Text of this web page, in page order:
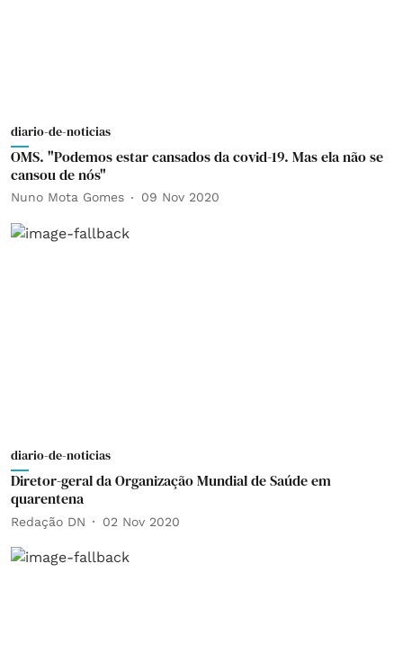
diario-de-noticias
OMS. "Podemos estar cansados da covid-19. Mas ela não se
cansou de nós"
Nuno Mota Gomes 09 Nov 2020
diario-de-noticias
Diretor-geral da Organização Mundial de Saúde em
quarentena
Redação DN 02 Nov 2020